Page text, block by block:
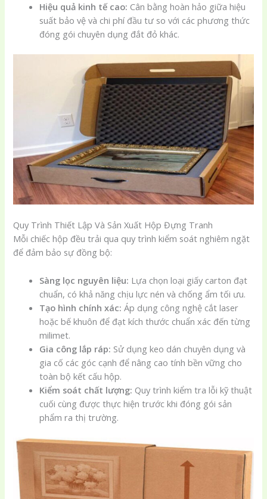
Hiệu quả kinh tế cao: Cân bằng hoàn hảo giữa hiệu
suất bảo vệ và chi phí đầu tư so với các phương thức
đóng gói chuyên dụng đắt đỏ khác.
Quy Trình Thiết Lập Và Sản Xuất Hộp Đựng Tranh
Mỗi chiếc hộp đều trải qua quy trình kiểm soát nghiêm ngặt
để đảm bảo sự đồng bộ:
Sàng lọc nguyên liệu: Lựa chọn loại giấy carton đạt
chuẩn, có khả năng chịu lực nén và chống ẩm tối ưu.
Tạo hình chính xác: Áp dụng công nghệ cắt laser
hoặc bế khuôn để đạt kích thước chuẩn xác đến từng
milimet.
Gia công lắp ráp: Sử dụng keo dán chuyên dụng và
gia cố các góc cạnh để nâng cao tính bền vững cho
toàn bộ kết cấu hộp.
Kiểm soát chất lượng: Quy trình kiểm tra lỗi kỹ thuật
cuối cùng được thực hiện trước khi đóng gói sản
phẩm ra thị trường.